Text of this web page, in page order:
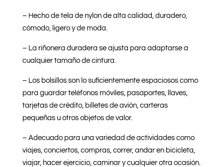
– Hecho de tela de nylon de alta calidad, duradero,
cómodo, ligero y de moda.
– La riñonera duradera se ajusta para adaptarse a
cualquier tamaño de cintura.
– Los bolsillos son lo suficientemente espaciosos como
para guardar teléfonos móviles, pasaportes, llaves,
tarjetas de crédito, billetes de avión, carteras
pequeñas u otros objetos de valor.
– Adecuado para una variedad de actividades como
viajes, conciertos, compras, correr, andar en bicicleta,
viajar, hacer ejercicio, caminar y cualquier otra ocasión.